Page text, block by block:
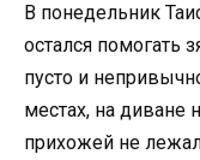
В понедельник
остался помогать
пусто и
местах, на диване
прихожей не